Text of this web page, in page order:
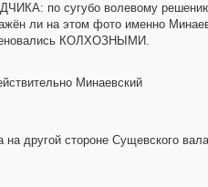
по сугубо волевому
ли на этом фото именно
КОЛХОЗНЫМИ.
Минаевский
другой стороне Сущевского